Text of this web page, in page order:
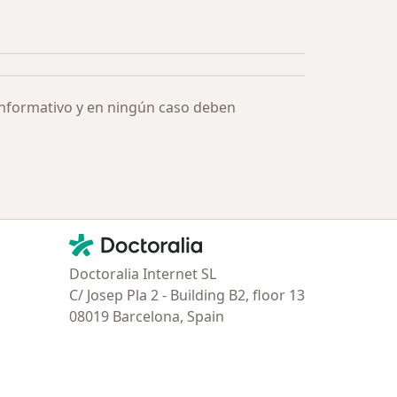
y en ningún caso deben
Contacto
Doctoralia - Página de inicio
Doctoralia Internet SL
C/ Josep Pla 2 - Building B2, floor 13
08019 Barcelona, Spain